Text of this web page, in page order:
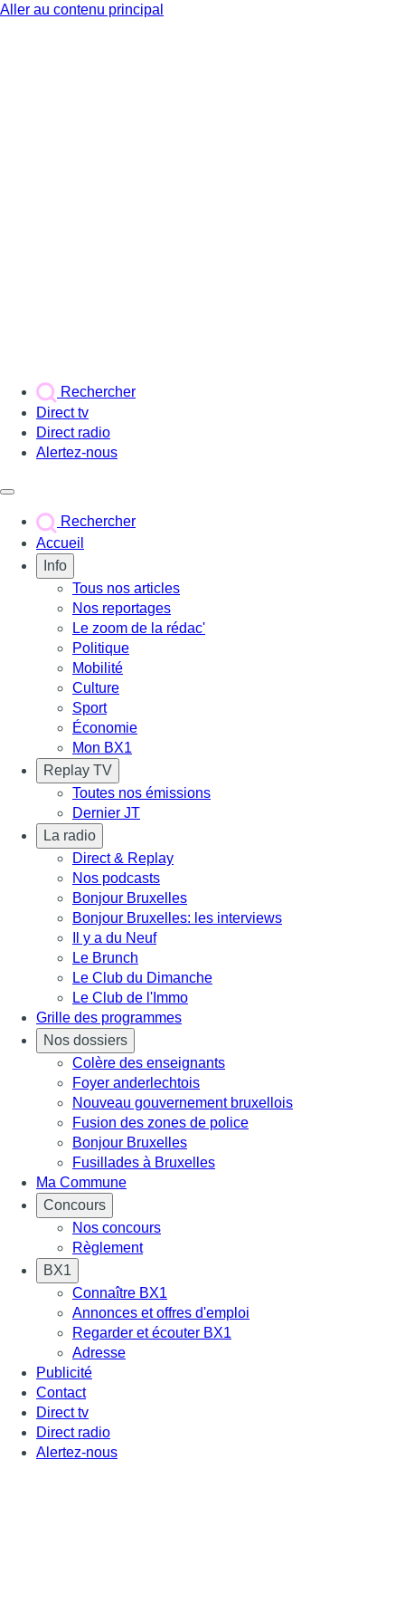
Aller au contenu principal
Rechercher
Direct tv
Direct radio
Alertez-nous
Rechercher
Accueil
Info
Tous nos articles
Nos reportages
Le zoom de la rédac'
Politique
Mobilité
Culture
Sport
Économie
Mon BX1
Replay TV
Toutes nos émissions
Dernier JT
La radio
Direct & Replay
Nos podcasts
Bonjour Bruxelles
Bonjour Bruxelles: les interviews
Il y a du Neuf
Le Brunch
Le Club du Dimanche
Le Club de l'Immo
Grille des programmes
Nos dossiers
Colère des enseignants
Foyer anderlechtois
Nouveau gouvernement bruxellois
Fusion des zones de police
Bonjour Bruxelles
Fusillades à Bruxelles
Ma Commune
Concours
Nos concours
Règlement
BX1
Connaître BX1
Annonces et offres d'emploi
Regarder et écouter BX1
Adresse
Publicité
Contact
Direct tv
Direct radio
Alertez-nous